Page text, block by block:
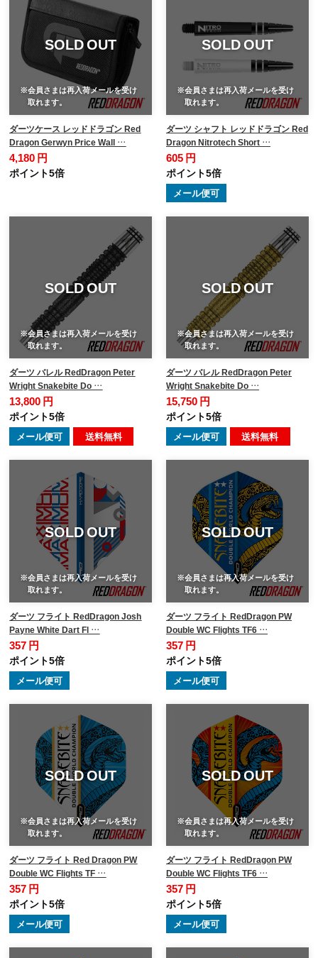
SOLD OUT
※会員さまは再入荷メールを受け
取れます。
ダーツケース レッドドラゴン Red
Dragon Gerwyn Price Wall …
4,180 円
ポイント5倍
SOLD OUT
※会員さまは再入荷メールを受け
取れます。
ダーツ シャフト レッドドラゴン Red
Dragon Nitrotech Short …
605 円
ポイント5倍
メール便可
SOLD OUT
※会員さまは再入荷メールを受け
取れます。
ダーツ バレル RedDragon Peter
Wright Snakebite Do …
13,800 円
ポイント5倍
メール便可 送料無料
SOLD OUT
※会員さまは再入荷メールを受け
取れます。
ダーツ バレル RedDragon Peter
Wright Snakebite Do …
15,750 円
ポイント5倍
メール便可 送料無料
SOLD OUT
※会員さまは再入荷メールを受け
取れます。
ダーツ フライト RedDragon Josh
Payne White Dart Fl …
357 円
ポイント5倍
メール便可
SOLD OUT
※会員さまは再入荷メールを受け
取れます。
ダーツ フライト RedDragon PW
Double WC Flights TF6 …
357 円
ポイント5倍
メール便可
SOLD OUT
※会員さまは再入荷メールを受け
取れます。
ダーツ フライト Red Dragon PW
Double WC Flights TF …
357 円
ポイント5倍
メール便可
SOLD OUT
※会員さまは再入荷メールを受け
取れます。
ダーツ フライト RedDragon PW
Double WC Flights TF6 …
357 円
ポイント5倍
メール便可